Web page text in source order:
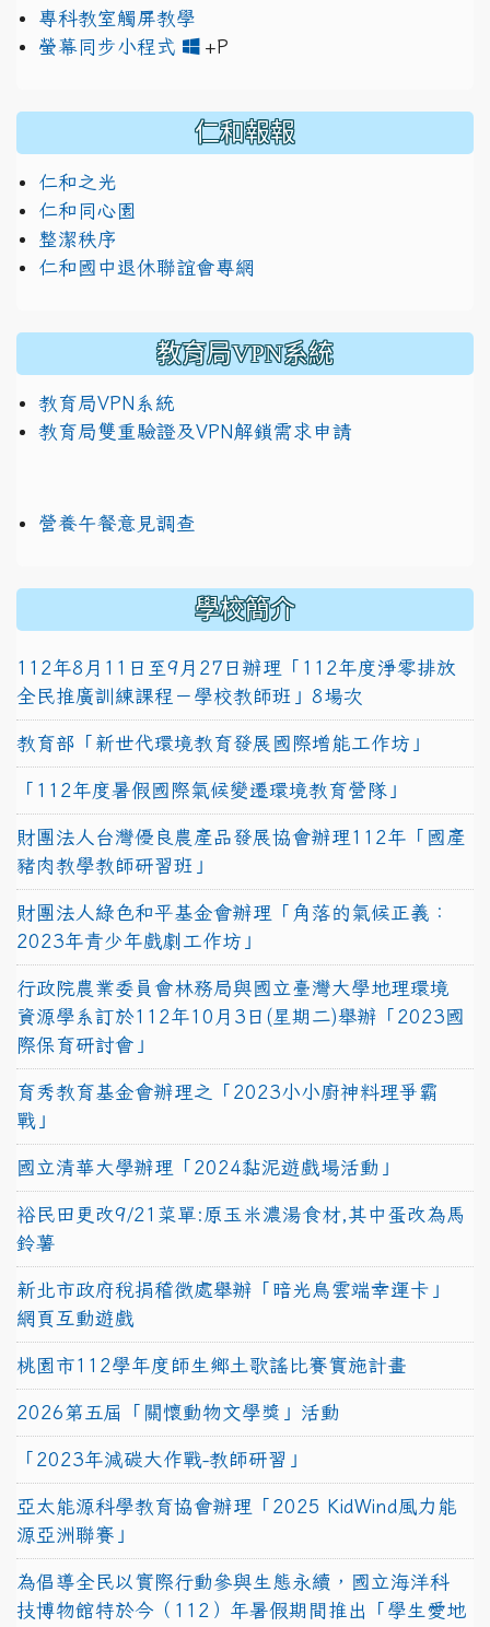
專科教室觸屏教學
螢幕同步小程式
+P
仁和報報
仁和之光
仁和同心園
整潔秩序
仁和國中退休聯誼會專網
教育局VPN系統
教育局VPN系統
教育局雙重驗證及VPN解鎖需求申請
營養午餐意見調查
學校簡介
112年8月11日至9月27日辦理「112年度淨零排放
全民推廣訓練課程－學校教師班」8場次
教育部「新世代環境教育發展國際增能工作坊」
「112年度暑假國際氣候變遷環境教育營隊」
財團法人台灣優良農產品發展協會辦理112年「國產
豬肉教學教師研習班」
財團法人綠色和平基金會辦理「角落的氣候正義：
2023年青少年戲劇工作坊」
行政院農業委員會林務局與國立臺灣大學地理環境
資源學系訂於112年10月3日(星期二)舉辦「2023國
際保育研討會」
育秀教育基金會辦理之「2023小小廚神料理爭霸
戰」
國立清華大學辦理「2024黏泥遊戲場活動」
裕民田更改9/21菜單:原玉米濃湯食材,其中蛋改為馬
鈴薯
新北市政府稅捐稽徵處舉辦「暗光鳥雲端幸運卡」
網頁互動遊戲
桃園市112學年度師生鄉土歌謠比賽實施計畫
2026第五屆「關懷動物文學獎」活動
「2023年減碳大作戰-教師研習」
亞太能源科學教育協會辦理「2025 KidWind風力能
源亞洲聯賽」
為倡導全民以實際行動參與生態永續，國立海洋科
技博物館特於今（112）年暑假期間推出「學生愛地